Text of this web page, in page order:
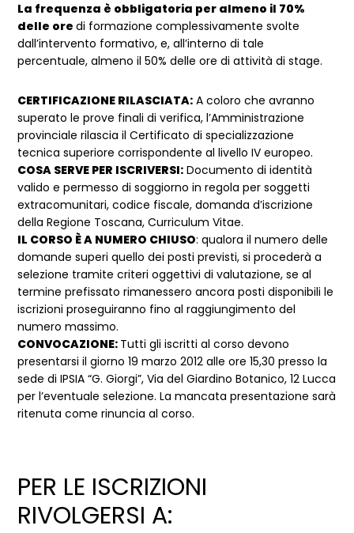
La frequenza è obbligatoria per almeno il 70%
delle oredi formazione complessivamente svolte
dallʼintervento formativo, e, allʼinterno di tale
percentuale, almeno il 50% delle ore di attività di stage.
CERTIFICAZIONE RILASCIATA: A coloro che avranno
superato le prove finali di verifica, lʼAmministrazione
provinciale rilascia il Certificato di specializzazione
tecnica superiore corrispondente al livello IV europeo.
COSA SERVE PER ISCRIVERSI: Documento di identità
valido e permesso di soggiorno in regola per soggetti
extracomunitari, codice fiscale, domanda d’iscrizione
della Regione Toscana, Curriculum Vitae.
IL CORSO È A NUMERO CHIUSO: qualora il numero delle
domande superi quello dei posti previsti, si procederà a
selezione tramite criteri oggettivi di valutazione, se al
termine prefissato rimanessero ancora posti disponibili le
iscrizioni proseguiranno fino al raggiungimento del
numero massimo.
CONVOCAZIONE: Tutti gli iscritti al corso devono
presentarsi il giorno 19 marzo 2012 alle ore 15,30 presso la
sede di IPSIA “G. Giorgi”, Via del Giardino Botanico, 12 Lucca
per l’eventuale selezione. La mancata presentazione sarà
ritenuta come rinuncia al corso.
PER LE ISCRIZIONI
RIVOLGERSI A: